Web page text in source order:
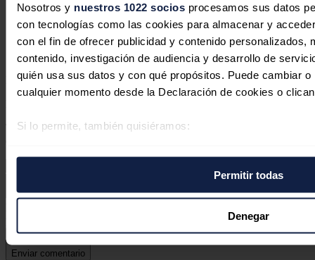
Nosotros y nuestros 1022 sociosprocesamos sus datos
con tecnologías como las cookies para almacenar y
con el fin de ofrecer publicidad y contenido personalizados,
contenido, investigación de audiencia y desarrollo de
quién usa sus datos y con qué propósitos. Puede cambiar
cualquier momento desde la Declaración de cookies o
Si lo permite, también quisiéramos:
Identificar su dispositivo analizándolo activamente
específicas (huellas digitales)
Obtenga más información sobre cómo se procesan sus
preferencias en lasección de datos. Puede cambiar o
momento en la Declaración de cookies.
Permitir todas
Denegar
fiscalidad del recibo de la luz, en línea
con las medidas de Reino Unido
Redacción22/07/2026
No hay comentarios
Tu dirección de correo electrónico no será publicada. Todos los
de Google aplican.
Enviar comentario